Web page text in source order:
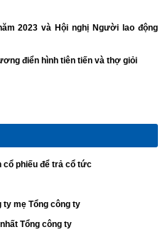
2023 và Hội nghị Người lao động
điển hình tiên tiến và thợ giỏi
cổ phiếu để trả cổ tức
ty mẹ Tổng công ty
Tổng công ty